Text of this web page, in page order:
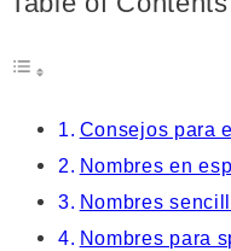
Consejos para
Nombres en
Nombres
Nombres para